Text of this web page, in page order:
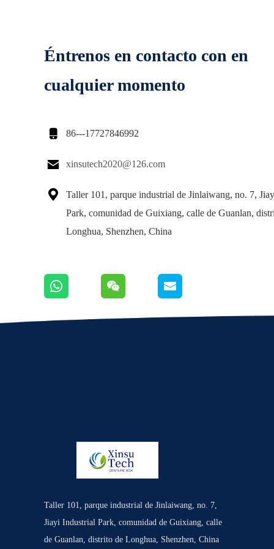
Éntrenos en contacto con en
cualquier momento
 86---17727846992
 xinsutech2020@126.com

Taller 101, parque industrial de Jinlaiwang, no. 7,
Park, comunidad de Guixiang, calle de Guanlan,
Longhua, Shenzhen, China
Taller 101, parque industrial de Jinlaiwang, no. 7,
Jiayi Industrial Park, comunidad de Guixiang, calle
de Guanlan, distrito de Longhua, Shenzhen, China